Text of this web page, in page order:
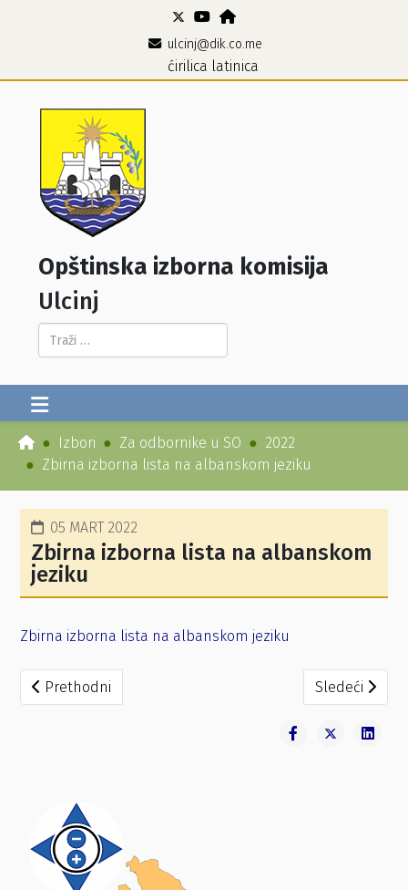
ulcinj@dik.co.me
ćirilica latinica
Opštinska izborna komisija
Ulcinj
Pretraga...
Izbori Za odbornike u SO
2022
Zbirna izborna lista na albanskom jeziku
05 MART 2022
Zbirna izborna lista na albanskom
jeziku
Zbirna izborna lista na albanskom jeziku
Prethodni članak: Rješenje o određivanju biračkih mjesta
Prethodni Sledeći
Sledeći